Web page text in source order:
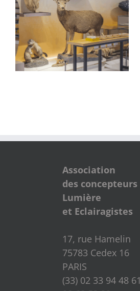
Gare de Lyon, hall 1, Petite
Halle Voyageur
Association
des concepteurs
Lumière
et Eclairagistes
17, rue Hamelin
75783 Cedex 16
PARIS
(33) 02 33 94 48